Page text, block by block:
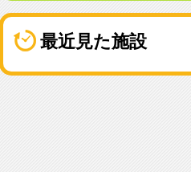
最近見た施設